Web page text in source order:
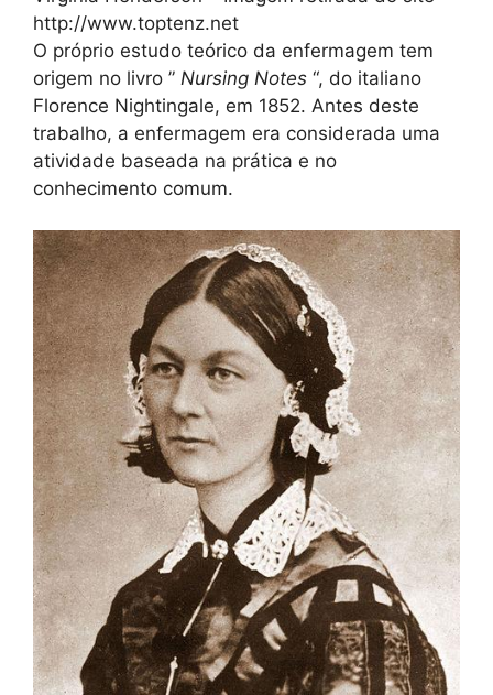
http://www.toptenz.net
O próprio estudo teórico da enfermagem tem
origem no livro ” Nursing Notes “, do italiano
Florence Nightingale, em 1852. Antes deste
trabalho, a enfermagem era considerada uma
atividade baseada na prática e no
conhecimento comum.